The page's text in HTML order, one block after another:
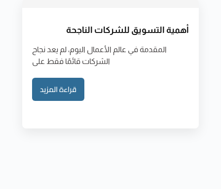
أهمية التسويق للشركات الناجحة
المقدمة في عالم الأعمال اليوم، لم يعد نجاح
الشركات قائمًا فقط على
قراءة المزيد